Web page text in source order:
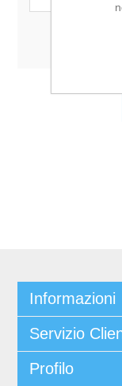
Resta
Informazioni
Servizio
Profilo